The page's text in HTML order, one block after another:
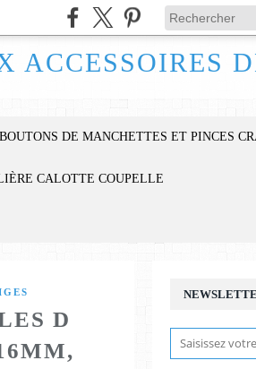
BOUTONS DE MANCHETTES ET PINCES
CALOTTE COUPELLE
D